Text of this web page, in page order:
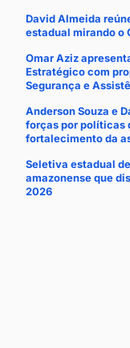
David Almeida
estadual mirando o
Omar Aziz
Estratégico com
Segurança e
Anderson Souza e
forças por políticas
fortalecimento da
Seletiva estadual
amazonense que
2026